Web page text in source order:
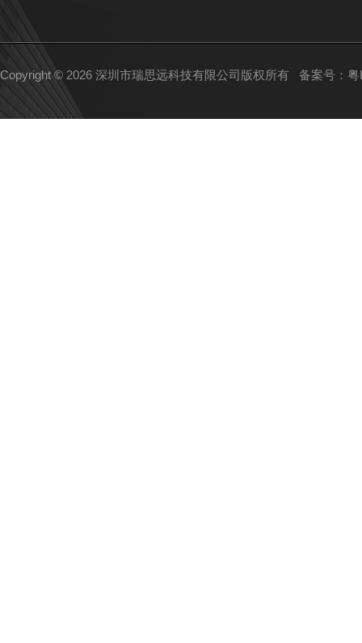
Copyright © 2026 深圳市瑞思远科技有限公司版权所有 备案号：